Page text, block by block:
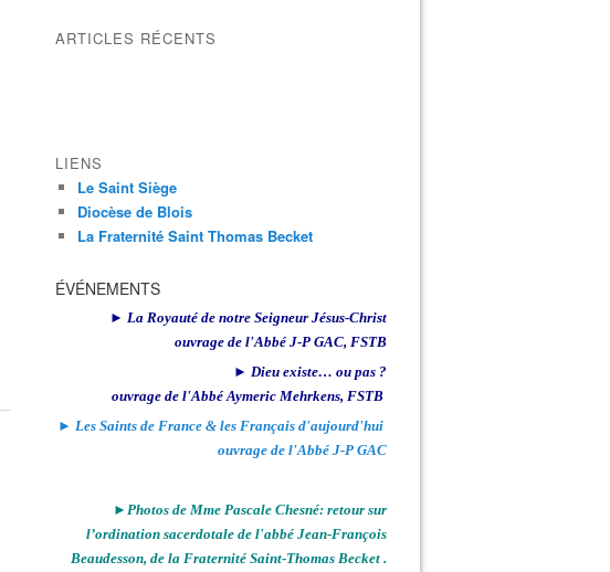
ARTICLES RÉCENTS
LIENS
Le Saint Siège
Diocèse de Blois
La Fraternité Saint Thomas Becket
ÉVÉNEMENTS
► La Royauté de notre Seigneur Jésus-Christ
ouvrage de l'Abbé J-P GAC, FSTB
► Dieu existe… ou pas ?
ouvrage de l'Abbé Aymeric Mehrkens, FSTB
► Les Saints de France & les Français d'aujourd'hui
ouvrage de l'Abbé J-P GAC
►Photos de Mme Pascale Chesné: retour sur
l’ordination sacerdotale de l'abbé Jean-François
Beaudesson, de la Fraternité Saint-Thomas Becket .